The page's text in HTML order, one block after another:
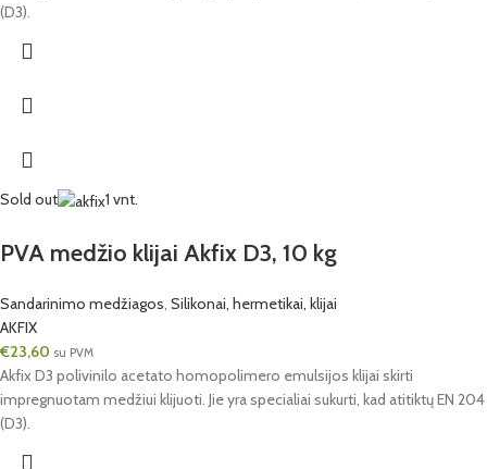
(D3).
Sold out 1 vnt.
PVA medžio klijai Akfix D3, 10 kg
Sandarinimo medžiagos, Silikonai, hermetikai, klijai
AKFIX
€23,60 su PVM
Akfix D3 polivinilo acetato homopolimero emulsijos klijai skirti
impregnuotam medžiui klijuoti. Jie yra specialiai sukurti, kad atitiktų EN 204
(D3).